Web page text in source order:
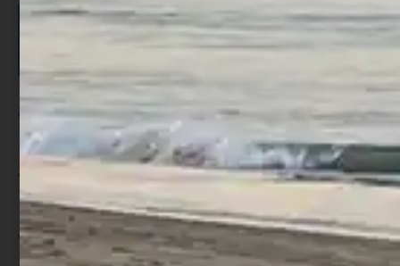
ISCRIVITI E RICEVI 3,50€ DI
SCONTO >
Per ogni acquisto accumuli ulteriori
punti;
Utilizza i punti per ricevere uno
sconto;
I punti sono indicati nella pagina